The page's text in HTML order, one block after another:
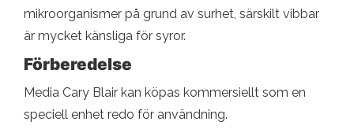
mikroorganismer på grund av surhet, särskilt vibbar
är mycket känsliga för syror.
Förberedelse
Media Cary Blair kan köpas kommersiellt som en
speciell enhet redo för användning.